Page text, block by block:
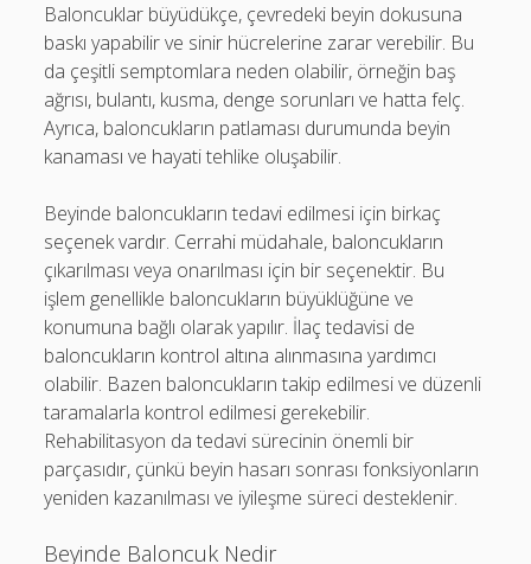
Baloncuklar büyüdükçe, çevredeki beyin dokusuna
baskı yapabilir ve sinir hücrelerine zarar verebilir. Bu
da çeşitli semptomlara neden olabilir, örneğin baş
ağrısı, bulantı, kusma, denge sorunları ve hatta felç.
Ayrıca, baloncukların patlaması durumunda beyin
kanaması ve hayati tehlike oluşabilir.
Beyinde baloncukların tedavi edilmesi için birkaç
seçenek vardır. Cerrahi müdahale, baloncukların
çıkarılması veya onarılması için bir seçenektir. Bu
işlem genellikle baloncukların büyüklüğüne ve
konumuna bağlı olarak yapılır. İlaç tedavisi de
baloncukların kontrol altına alınmasına yardımcı
olabilir. Bazen baloncukların takip edilmesi ve düzenli
taramalarla kontrol edilmesi gerekebilir.
Rehabilitasyon da tedavi sürecinin önemli bir
parçasıdır, çünkü beyin hasarı sonrası fonksiyonların
yeniden kazanılması ve iyileşme süreci desteklenir.
Beyinde Baloncuk Nedir